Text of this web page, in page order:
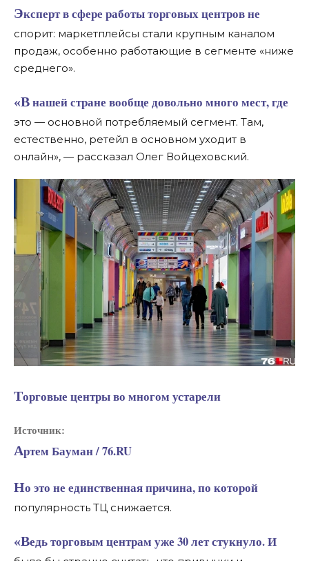
Эксперт в сфере работы торговых центров не
спорит: маркетплейсы стали крупным каналом
продаж, особенно работающие в сегменте «ниже
среднего».
«В нашей стране вообще довольно много мест, где
это — основной потребляемый сегмент. Там,
естественно, ретейл в основном уходит в
онлайн», — рассказал Олег Войцеховский.
Торговые центры во многом устарели
Источник:
Артем Бауман / 76.RU
Но это не единственная причина, по которой
популярность ТЦ снижается.
«Ведь торговым центрам уже 30 лет стукнуло. И